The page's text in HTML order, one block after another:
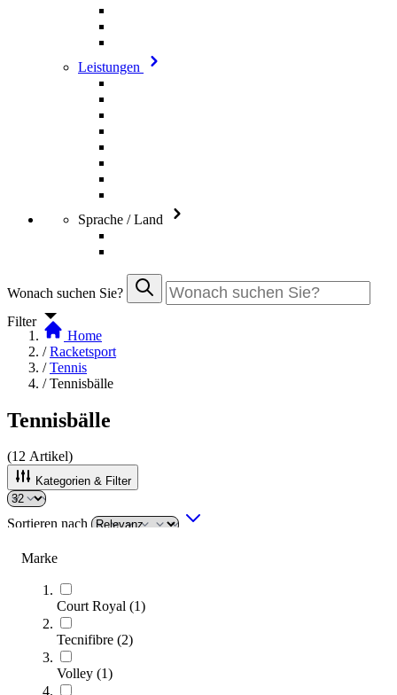
Leistungen
Sprache / Land
Wonach suchen Sie?
Filter
Marke
Court Royal (1)
Tecnifibre (2)
Volley (1)
Home
/ Racketsport
/ Tennis
/ Tennisbälle
Tennisbälle
(12 Artikel)
Kategorien & Filter
Sortieren nach